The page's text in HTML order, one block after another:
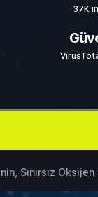
37K
Sınırsız Oksijen